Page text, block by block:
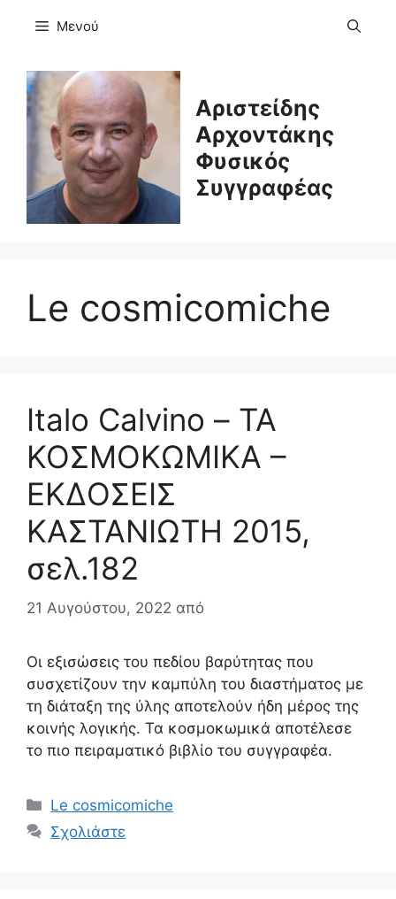
Μενού
Αριστείδης
Αρχοντάκης
Φυσικός
Συγγραφέας
Le cosmicomiche
Italo Calvino – ΤΑ
ΚΟΣΜΟΚΩΜΙΚΑ –
ΕΚΔΟΣΕΙΣ
ΚΑΣΤΑΝΙΩΤΗ 2015,
σελ.182
21 Αυγούστου, 2022 από
Οι εξισώσεις του πεδίου βαρύτητας που
συσχετίζουν την καμπύλη του διαστήματος με
τη διάταξη της ύλης αποτελούν ήδη μέρος της
κοινής λογικής. Τα κοσμοκωμικά αποτέλεσε
το πιο πειραματικό βιβλίο του συγγραφέα.
Κατηγορίες
Le cosmicomiche
Σχολιάστε